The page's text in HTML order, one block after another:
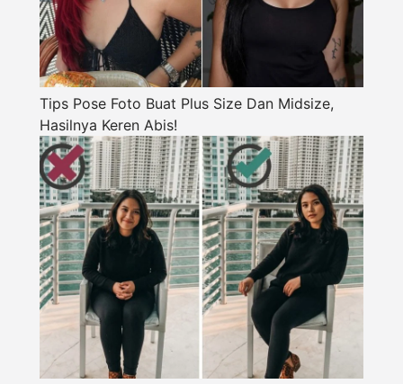
Tips Pose Foto Buat Plus Size Dan Midsize,
Hasilnya Keren Abis!